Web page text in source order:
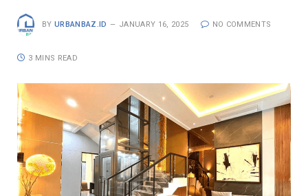
BY URBANBAZ.ID JANUARY 16, 2025 NO COMMENTS
3 MINS READ